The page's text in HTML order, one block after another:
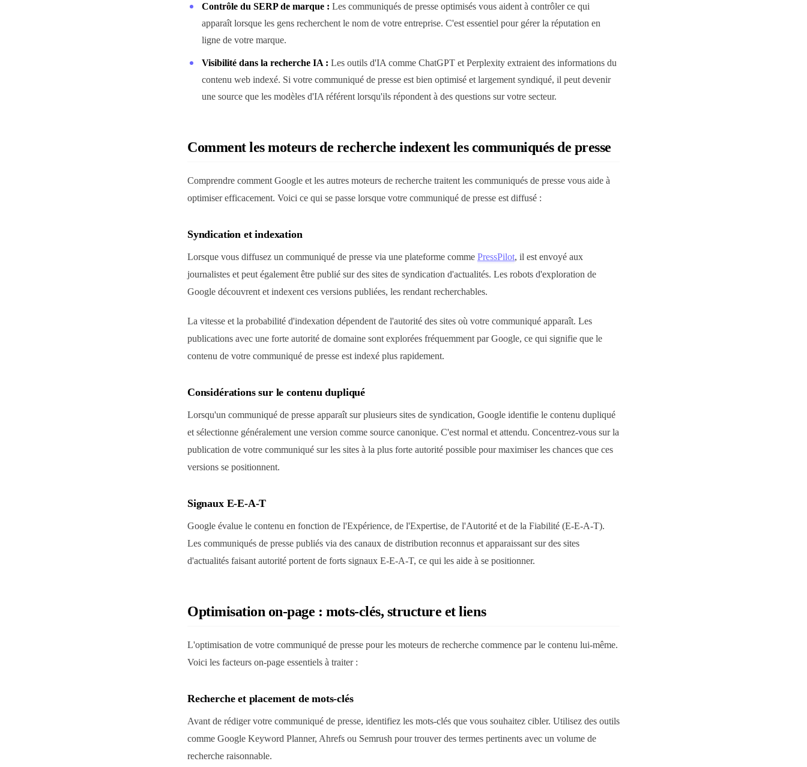
Contrôle du SERP de marque : Les communiqués de presse optimisés vous aident à contrôler ce qui
apparaît lorsque les gens recherchent le nom de votre entreprise. C'est essentiel pour gérer la réputation en
ligne de votre marque.
Visibilité dans la recherche IA : Les outils d'IA comme ChatGPT et Perplexity extraient des informations du
contenu web indexé. Si votre communiqué de presse est bien optimisé et largement syndiqué, il peut devenir
une source que les modèles d'IA référent lorsqu'ils répondent à des questions sur votre secteur.
Comment les moteurs de recherche indexent les communiqués de presse
Comprendre comment Google et les autres moteurs de recherche traitent les communiqués de presse vous aide à
optimiser efficacement. Voici ce qui se passe lorsque votre communiqué de presse est diffusé :
Syndication et indexation
Lorsque vous diffusez un communiqué de presse via une plateforme comme PressPilot, il est envoyé aux
journalistes et peut également être publié sur des sites de syndication d'actualités. Les robots d'exploration de
Google découvrent et indexent ces versions publiées, les rendant recherchables.
La vitesse et la probabilité d'indexation dépendent de l'autorité des sites où votre communiqué apparaît. Les
publications avec une forte autorité de domaine sont explorées fréquemment par Google, ce qui signifie que le
contenu de votre communiqué de presse est indexé plus rapidement.
Considérations sur le contenu dupliqué
Lorsqu'un communiqué de presse apparaît sur plusieurs sites de syndication, Google identifie le contenu dupliqué
et sélectionne généralement une version comme source canonique. C'est normal et attendu. Concentrez-vous sur la
publication de votre communiqué sur les sites à la plus forte autorité possible pour maximiser les chances que ces
versions se positionnent.
Signaux E-E-A-T
Google évalue le contenu en fonction de l'Expérience, de l'Expertise, de l'Autorité et de la Fiabilité (E-E-A-T).
Les communiqués de presse publiés via des canaux de distribution reconnus et apparaissant sur des sites
d'actualités faisant autorité portent de forts signaux E-E-A-T, ce qui les aide à se positionner.
Optimisation on-page : mots-clés, structure et liens
L'optimisation de votre communiqué de presse pour les moteurs de recherche commence par le contenu lui-même.
Voici les facteurs on-page essentiels à traiter :
Recherche et placement de mots-clés
Avant de rédiger votre communiqué de presse, identifiez les mots-clés que vous souhaitez cibler. Utilisez des outils
comme Google Keyword Planner, Ahrefs ou Semrush pour trouver des termes pertinents avec un volume de
recherche raisonnable.